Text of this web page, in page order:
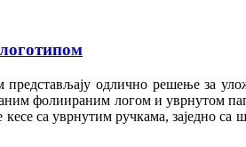
одлично решење за
фолиираним логом и уврнутом
са уврнутим ручкама, заједно са